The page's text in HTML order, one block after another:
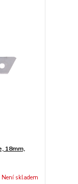
18mm,
Není skladem